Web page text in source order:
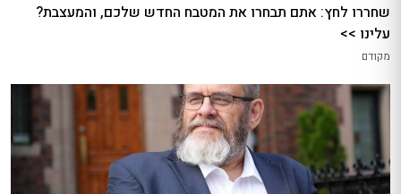
שחררו לחץ: אתם תבחרו את המטבח החדש שלכם, והמעצבת?
עלינו >>
מקודם